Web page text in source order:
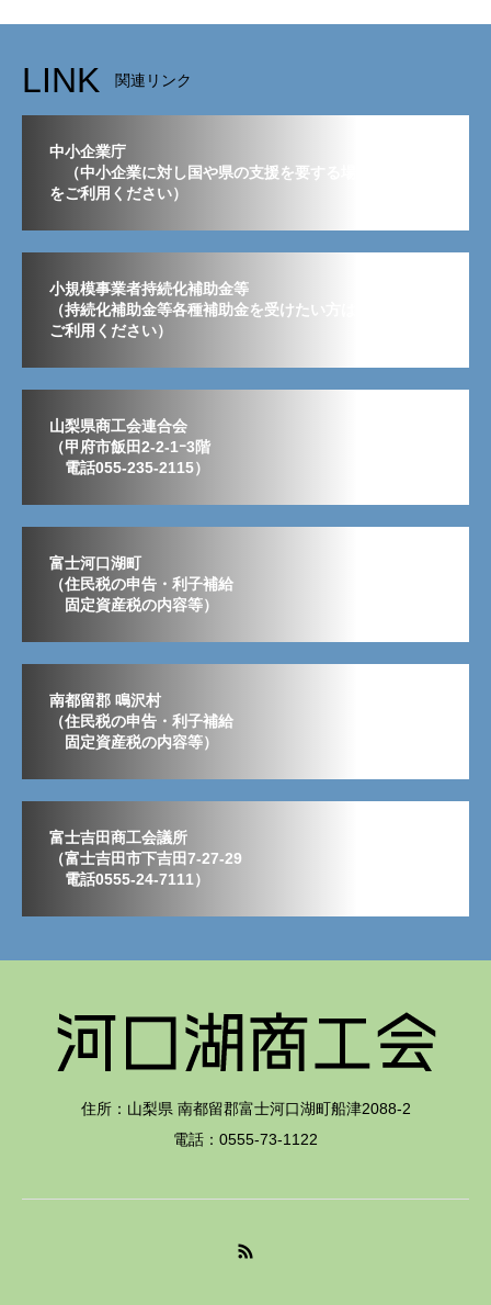
LINK 関連リンク
中小企業庁
（中小企業に対し国や県の支援を要する場合はこちら
をご利用ください）
小規模事業者持続化補助金等
（持続化補助金等各種補助金を受けたい方はこちらから
ご利用ください）
山梨県商工会連合会
（甲府市飯田2-2-1ｰ3階
電話055-235-2115）
富士河口湖町
（住民税の申告・利子補給
固定資産税の内容等）
南都留郡 鳴沢村
（住民税の申告・利子補給
固定資産税の内容等）
富士吉田商工会議所
（富士吉田市下吉田7-27-29
電話0555-24-7111）
住所：山梨県 南都留郡富士河口湖町船津2088-2
電話：0555-73-1122